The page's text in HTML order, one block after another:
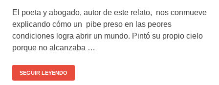
El poeta y abogado, autor de este relato, nos conmueve
explicando cómo un pibe preso en las peores
condiciones logra abrir un mundo. Pintó su propio cielo
porque no alcanzaba …
SEGUIR LEYENDO